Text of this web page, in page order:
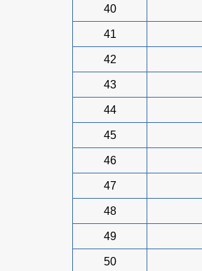
40
41
42
43
44
45
46
47
48
49
50